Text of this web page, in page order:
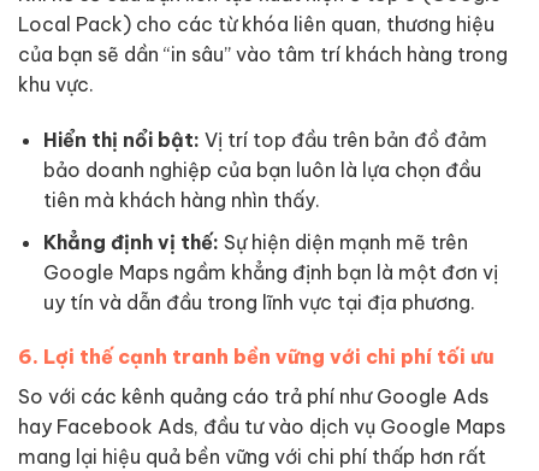
Local Pack) cho các từ khóa liên quan, thương hiệu
của bạn sẽ dần “in sâu” vào tâm trí khách hàng trong
khu vực.
Hiển thị nổi bật: Vị trí top đầu trên bản đồ đảm
bảo doanh nghiệp của bạn luôn là lựa chọn đầu
tiên mà khách hàng nhìn thấy.
Khẳng định vị thế: Sự hiện diện mạnh mẽ trên
Google Maps ngầm khẳng định bạn là một đơn vị
uy tín và dẫn đầu trong lĩnh vực tại địa phương.
6. Lợi thế cạnh tranh bền vững với chi phí tối ưu
So với các kênh quảng cáo trả phí như Google Ads
hay Facebook Ads, đầu tư vào dịch vụ Google Maps
mang lại hiệu quả bền vững với chi phí thấp hơn rất